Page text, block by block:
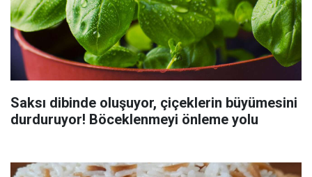
Saksı dibinde oluşuyor, çiçeklerin büyümesini
durduruyor! Böceklenmeyi önleme yolu